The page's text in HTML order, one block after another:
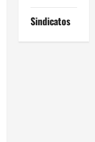
Sindicatos